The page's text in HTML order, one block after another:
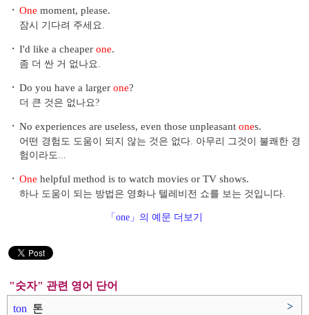
・ One moment, please.
잠시 기다려 주세요.
・ I'd like a cheaper one.
좀 더 싼 거 없나요.
・ Do you have a larger one?
더 큰 것은 없나요?
・ No experiences are useless, even those unpleasant ones.
어떤 경험도 도움이 되지 않는 것은 없다. 아무리 그것이 불쾌한 경
험이라도...
・ One helpful method is to watch movies or TV shows.
하나 도움이 되는 방법은 영화나 텔레비전 쇼를 보는 것입니다.
「one」의 예문 더보기
"숫자" 관련 영어 단어
ton 톤 >